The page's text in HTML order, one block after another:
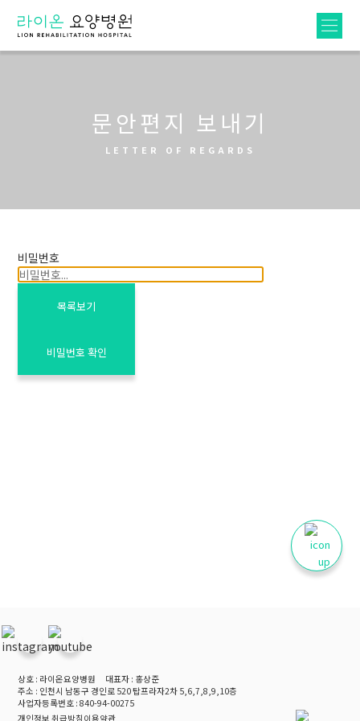
문안편지 보내기
LETTER OF REGARDS
비밀번호
목록보기
비밀번호 확인
상호 : 라이온요양병원
대표자 : 홍상준
주소 : 인천시 남동구 경인로 520 탑프라자2차 5,6,7,8,9,10층
사업자등록번호 : 840-94-00275
개인정보 취급방침 이용약관